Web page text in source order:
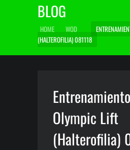
BLOG
HOME WOD
(HALTEROFILIA) 081118
Entrenamiento
Olympic Lift
(Halterofilia)